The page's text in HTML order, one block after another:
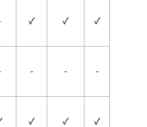
✓ ✓ ✓
- - -
✓ ✓ ✓